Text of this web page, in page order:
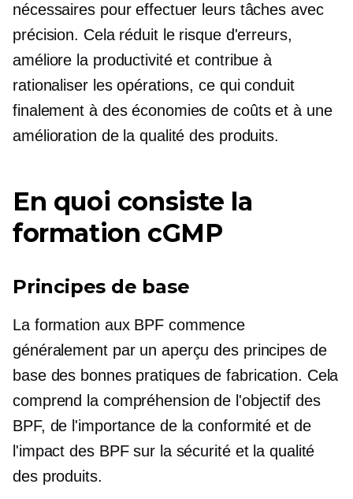
nécessaires pour effectuer leurs tâches avec
précision. Cela réduit le risque d'erreurs,
améliore la productivité et contribue à
rationaliser les opérations, ce qui conduit
finalement à des économies de coûts et à une
amélioration de la qualité des produits.
En quoi consiste la
formation cGMP
Principes de base
La formation aux BPF commence
généralement par un aperçu des principes de
base des bonnes pratiques de fabrication. Cela
comprend la compréhension de l'objectif des
BPF, de l'importance de la conformité et de
l'impact des BPF sur la sécurité et la qualité
des produits.